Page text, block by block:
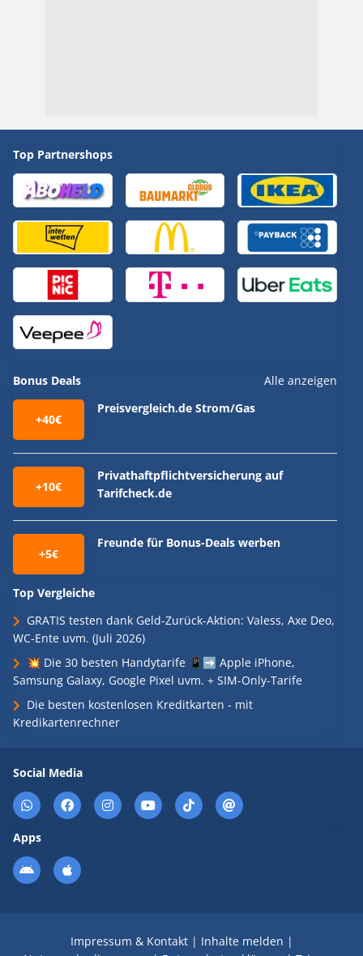
Top Partnershops
Bonus Deals Alle anzeigen
+40€
Preisvergleich.de Strom/Gas
+10€
Privathaftpflichtversicherung auf
Tarifcheck.de
+5€
Freunde für Bonus-Deals werben
Top Vergleiche
GRATIS testen dank Geld-Zurück-Aktion: Valess, Axe Deo,
WC-Ente uvm. (Juli 2026)
💥 Die 30 besten Handytarife 📱➡️ Apple iPhone,
Samsung Galaxy, Google Pixel uvm. + SIM-Only-Tarife
Die besten kostenlosen Kreditkarten - mit
Kredikartenrechner
Social Media
Apps
Impressum & Kontakt| Inhalte melden |